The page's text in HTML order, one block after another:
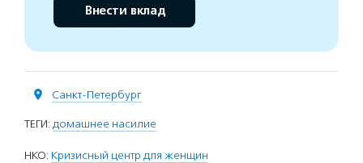
Внести вклад
Санкт-Петербург
ТЕГИ: домашнее насилие
НКО: Кризисный центр для женщин